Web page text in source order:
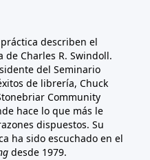
describen el
Charles R. Swindoll.
del Seminario
de librería, Chuck
Community
hace lo que más le
dispuestos. Su
ha sido escuchado en el
desde 1979.